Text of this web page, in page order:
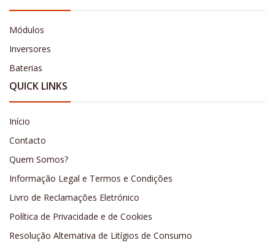
Módulos
Inversores
Baterias
QUICK LINKS
Início
Contacto
Quem Somos?
Informação Legal e Termos e Condições
Livro de Reclamações Eletrónico
Política de Privacidade e de Cookies
Resolução Alternativa de Litígios de Consumo